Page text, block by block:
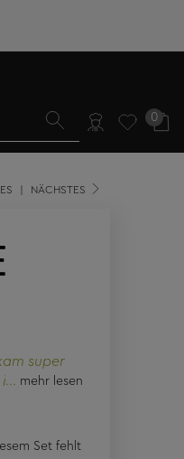
0
NÄCHSTES
super
eigenen
mehr lesen
Set fehlt